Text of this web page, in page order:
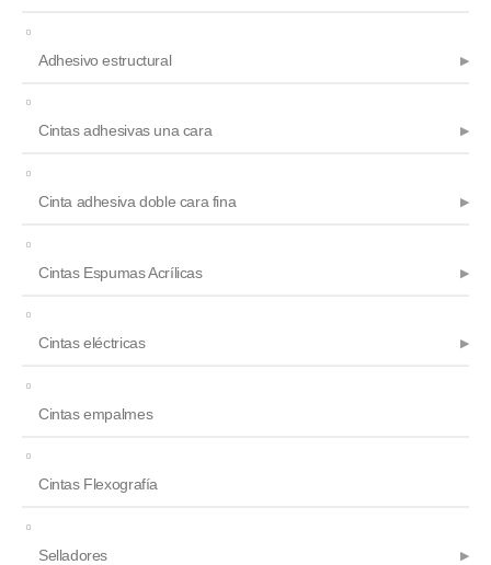
Adhesivo estructural
Cintas adhesivas una cara
Cinta adhesiva doble cara fina
Cintas Espumas Acrílicas
Cintas eléctricas
Cintas empalmes
Cintas Flexografía
Selladores